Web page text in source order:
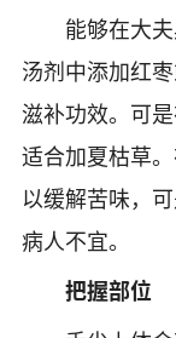
能够在大夫
汤剂中添加红
滋补功效。可
适合加夏枯草
以缓解苦味，
病人不宜。
把握部位